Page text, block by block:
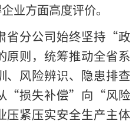
业方面高度评价。
省分公司始终坚持“政
则，统筹推动全省系
、风险辨识、隐患排查
“损失补偿”向“风险
紧压实安全生产主体